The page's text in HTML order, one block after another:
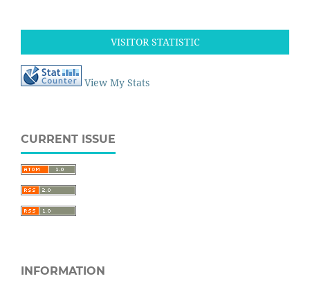
VISITOR STATISTIC
View My Stats
CURRENT ISSUE
INFORMATION